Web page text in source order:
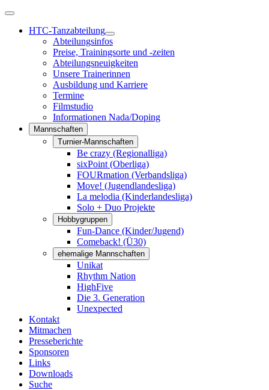
HTC-Tanzabteilung
Abteilungsinfos
Preise, Trainingsorte und -zeiten
Abteilungsneuigkeiten
Unsere Trainerinnen
Ausbildung und Karriere
Termine
Filmstudio
Informationen Nada/Doping
Mannschaften
Turnier-Mannschaften
Be crazy (Regionalliga)
sixPoint (Oberliga)
FOURmation (Verbandsliga)
Move! (Jugendlandesliga)
La melodia (Kinderlandesliga)
Solo + Duo Projekte
Hobbygruppen
Fun-Dance (Kinder/Jugend)
Comeback! (Ü30)
ehemalige Mannschaften
Unikat
Rhythm Nation
HighFive
Die 3. Generation
Unexpected
Kontakt
Mitmachen
Presseberichte
Sponsoren
Links
Downloads
Suche